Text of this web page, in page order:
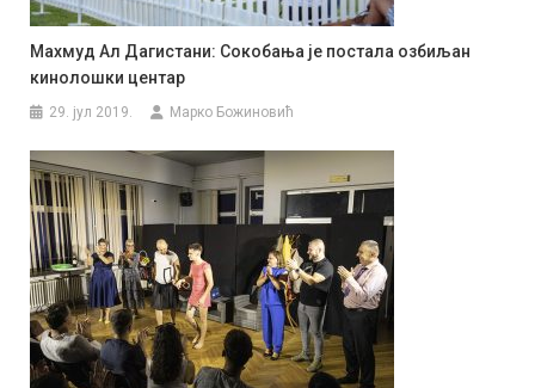
Махмуд Ал Дагистани: Сокобања је постала озбиљан
кинолошки центар
29. јул 2019. Марко Божиновић